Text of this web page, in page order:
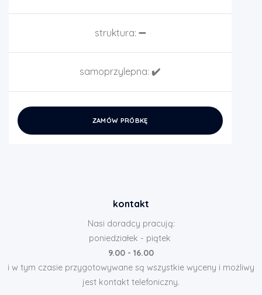
struktura: ➖
samoprzylepna: ✔️
ZAMÓW PRÓBKĘ
kontakt
Nasi doradcy pracują:
poniedziałek - piątek
9.00 - 16.00
i w tym czasie przygotowywane są wszystkie wyceny i możliwy
jest kontakt telefoniczny.